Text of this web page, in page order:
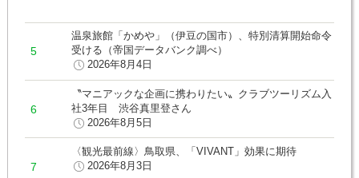
温泉旅館「かめや」（伊豆の国市）、特別清算開始命令
受ける（帝国データバンク調べ）
2026年8月4日
〝マニアックな企画に携わりたい〟クラブツーリズム入
社3年目 渋谷真里登さん
2026年8月5日
〈観光最前線〉鳥取県、「VIVANT」効果に期待
2026年8月3日